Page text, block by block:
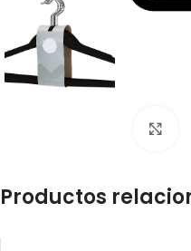
Productos